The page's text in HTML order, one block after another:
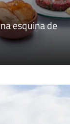
esquina de